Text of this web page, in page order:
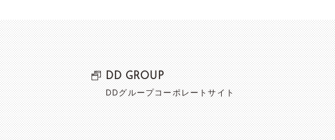
DD GROUP
DDグループコーポレートサイト